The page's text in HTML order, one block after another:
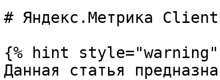
# Яндекс.Метрика
{% hint style="warning"
Данная статья